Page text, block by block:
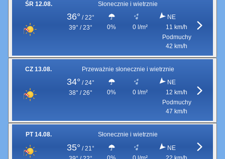
ŚR 12.08. Słonecznie i wietrznie
36° / 22°
39° / 23°
0% 0 l/m²
NE
11 km/h
Podmuchy
42 km/h
CZ 13.08. Przeważnie słonecznie i wietrznie
34° / 24°
38° / 26°
0% 0 l/m²
NE
12 km/h
Podmuchy
47 km/h
PT 14.08. Słonecznie i wietrznie
35° / 21°
NE